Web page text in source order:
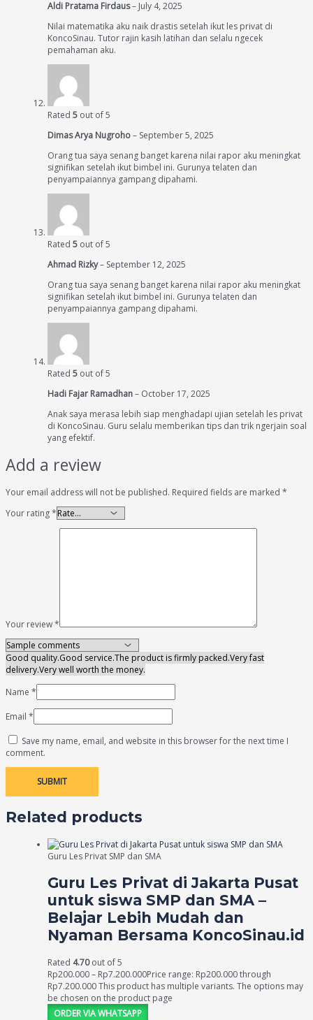
Aldi Pratama Firdaus– July 4, 2025
Nilai matematika aku naik drastis setelah ikut les privat di
KoncoSinau. Tutor rajin kasih latihan dan selalu ngecek
pemahaman aku.
Rated 5 out of 5
Dimas Arya Nugroho– September 5, 2025
Orang tua saya senang banget karena nilai rapor aku meningkat
signifikan setelah ikut bimbel ini. Gurunya telaten dan
penyampaiannya gampang dipahami.
Rated 5 out of 5
Ahmad Rizky– September 12, 2025
Orang tua saya senang banget karena nilai rapor aku meningkat
signifikan setelah ikut bimbel ini. Gurunya telaten dan
penyampaiannya gampang dipahami.
Rated 5 out of 5
Hadi Fajar Ramadhan– October 17, 2025
Anak saya merasa lebih siap menghadapi ujian setelah les privat
di KoncoSinau. Guru selalu memberikan tips dan trik ngerjain soal
yang efektif.
Add a review
Your email address will not be published. Required fields are marked *
Your rating*
Your review*
Good quality.Good service.The product is firmly packed.Very fast
delivery.Very well worth the money.
Name *
Email *
Save my name, email, and website in this browser for the next time I
comment.
Related products
Guru Les Privat SMP dan SMA
Guru Les Privat di Jakarta Pusat
untuk siswa SMP dan SMA –
Belajar Lebih Mudah dan
Nyaman Bersama KoncoSinau.id
Rated 4.70out of 5
Rp200.000– Rp7.200.000Price range: Rp200.000 through
Rp7.200.000This product has multiple variants. The options may
be chosen on the product page
ORDER VIA WHATSAPP